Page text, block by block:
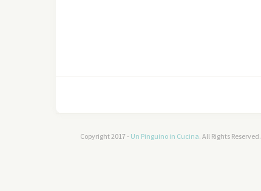
Copyright 2017 - Un Pinguino in Cucina. All Rights Reserved.